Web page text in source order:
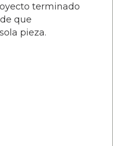
terminado
que
pieza.